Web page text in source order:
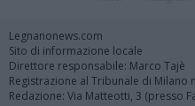
Legnanonews.com
Sito di informazione locale
Direttore responsabile: Marco Tajè
Registrazione al Tribunale di Milano
Redazione: Via Matteotti, 3 (presso